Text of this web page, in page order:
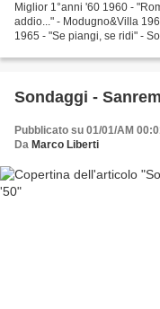
Miglior 1°anni '60 1960 -
addio..." - Modugno&Villa
1965 - "Se piangi, se ridi" -
Sondaggi -
Pubblicato su 01/01/AM
Da Marco Liberti